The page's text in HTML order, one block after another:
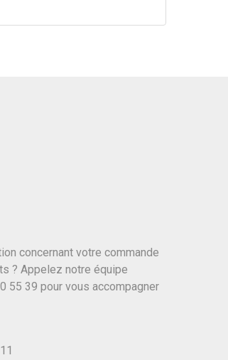
concernant votre commande
? Appelez notre équipe
55 39 pour vous accompagner